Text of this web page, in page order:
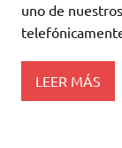
uno de
LEER MÁS